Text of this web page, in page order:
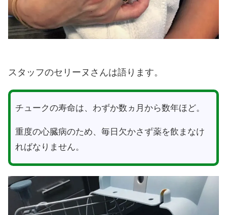
スタッフのセリーヌさんは語ります。
チュークの寿命は、わずか数ヵ月から数年ほど。
重度の心臓病のため、毎日欠かさず薬を飲まなけ
ればなりません。